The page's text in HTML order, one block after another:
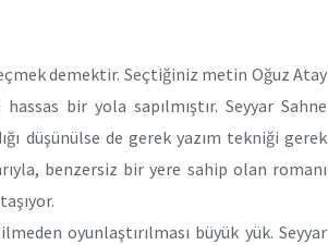
demektir. Seçtiğiniz metin Oğuz Atay
bir yola sapılmıştır. Seyyar Sahne
düşünülse de gerek yazım tekniği gerek
benzersiz bir yere sahip olan romanı
oyunlaştırılması büyük yük. Seyyar